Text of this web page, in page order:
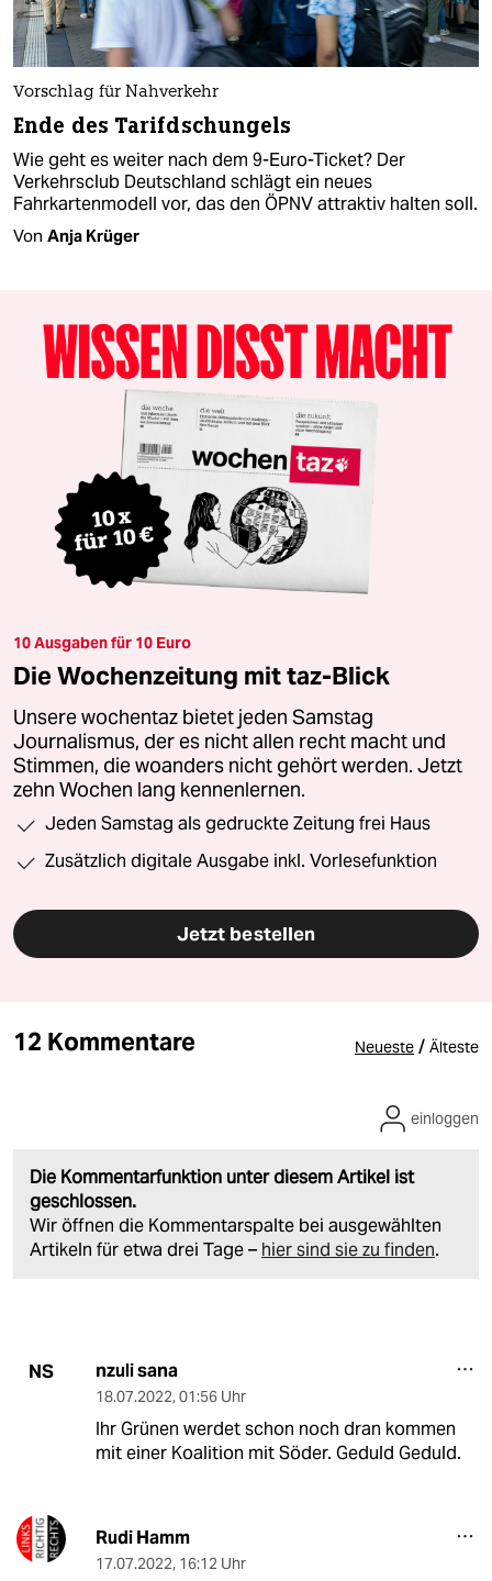
Vorschlag für Nahverkehr
Ende des Tarifdschungels
Wie geht es weiter nach dem 9-Euro-Ticket? Der
Verkehrsclub Deutschland schlägt ein neues
Fahrkartenmodell vor, das den ÖPNV attraktiv halten soll.
Von Anja Krüger
10 Ausgaben für 10 Euro
Die Wochenzeitung mit taz-Blick
Unsere wochentaz bietet jeden Samstag
Journalismus, der es nicht allen recht macht und
Stimmen, die woanders nicht gehört werden. Jetzt
zehn Wochen lang kennenlernen.
Jeden Samstag als gedruckte Zeitung frei Haus
Zusätzlich digitale Ausgabe inkl. Vorlesefunktion
Jetzt bestellen
12 Kommentare Neueste / Älteste
Die Kommentarfunktion unter diesem Artikel ist
geschlossen.
Wir öffnen die Kommentarspalte bei ausgewählten
Artikeln für etwa drei Tage – hier sind sie zu finden.
einloggen
NS nzuli sana
18.07.2022, 01:56 Uhr
Ihr Grünen werdet schon noch dran kommen
mit einer Koalition mit Söder. Geduld Geduld.
Rudi Hamm
17.07.2022, 16:12 Uhr